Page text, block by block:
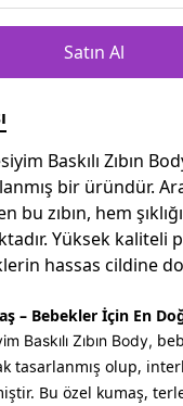
Satın Al
Baskılı Zıbın
bir üründür.
bu zıbın, hem
Yüksek kaliteli
hassas cildine
– Bebekler İçin En
Baskılı Zıbın Body,
tasarlanmış olup,
Bu özel kumaş,